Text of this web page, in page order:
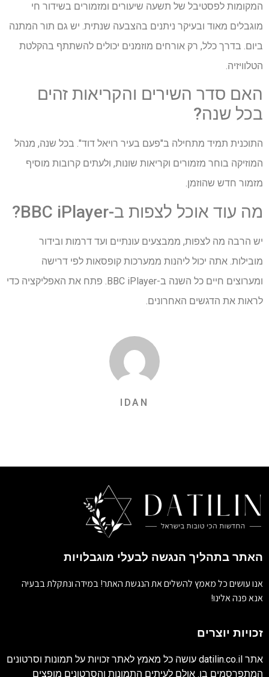
המקומות לפסטיבל של תשעה שיעורים ומזמורים בשידור חי
מוגבלים מאוד ובעיקר ניתנים בהצבעה שנתית. יש גם תור המתנה
ביום. בדרך כלל, רק אורחים מוזמנים יכולים להשתתף בהקלטת
הטלוויזיה.
האם סדר השירים והקריאות זהים
בכל שנה?
התוכנית תמיד מתחילה ב"פעם בעיר רויאל דוד". בכל שנה, מנהל
המוזיקה בוחר מזמורים וקריאות שונות, ולעתים קרובות מוסיף
מזמור חדש שהוזמן.
מה עוד אוכל לצפות ב-BBC iPlayer?
יש הרבה מה לצפות, ממבצעים עונתיים ועד דרמות ובידור
מובילות. אתה יכול ליהנות ממערכות קופסאות לפי דרישה
ומערוצים חיים כל השנה ב-BBC iPlayer. פתח את האפליקציה כדי
לראות את הדגשים האחרונים.
IDAN
האתר בתהליך הנגשה לבעלי מוגבלויות
אנו עושים כל מאמץ להשלים את הנגשת האתר! במידה ונתקלת בבעיה
אנא פנה אלינו!
זכויות יוצרים
אתר datilin.co.il עושה כל מאמץ לאתר זכויות על תמונות וסרטונים
המתפרסמים בו. אולם לעיתים התמונות והסרטונים מופצים